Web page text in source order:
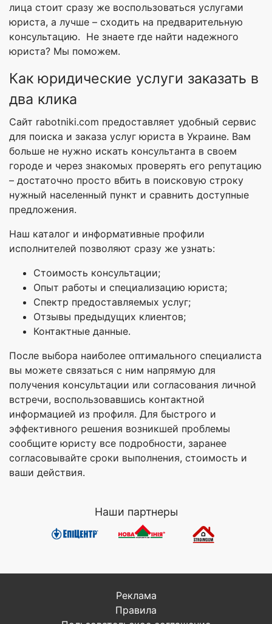
лица стоит сразу же воспользоваться услугами
юриста, а лучше – сходить на предварительную
консультацию. Не знаете где найти надежного
юриста? Мы поможем.
Как юридические услуги заказать в
два клика
Сайт rabotniki.com предоставляет удобный сервис
для поиска и заказа услуг юриста в Украине. Вам
больше не нужно искать консультанта в своем
городе и через знакомых проверять его репутацию
– достаточно просто вбить в поисковую строку
нужный населенный пункт и сравнить доступные
предложения.
Наш каталог и информативные профили
исполнителей позволяют сразу же узнать:
Стоимость консультации;
Опыт работы и специализацию юриста;
Спектр предоставляемых услуг;
Отзывы предыдущих клиентов;
Контактные данные.
После выбора наиболее оптимального специалиста
вы можете связаться с ним напрямую для
получения консультации или согласования личной
встречи, воспользовавшись контактной
информацией из профиля. Для быстрого и
эффективного решения возникшей проблемы
сообщите юристу все подробности, заранее
согласовывайте сроки выполнения, стоимость и
ваши действия.
Наши партнеры
Реклама
Правила